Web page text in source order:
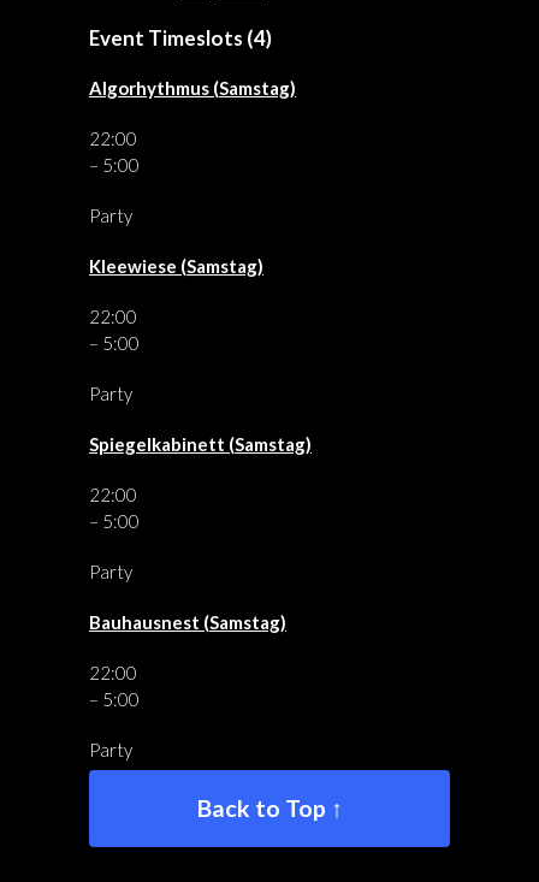
Event Timeslots (4)
Algorhythmus (Samstag)
22:00
– 5:00
Party
Kleewiese (Samstag)
22:00
– 5:00
Party
Spiegelkabinett (Samstag)
22:00
– 5:00
Party
Bauhausnest (Samstag)
22:00
– 5:00
Party
Back to Top ↑